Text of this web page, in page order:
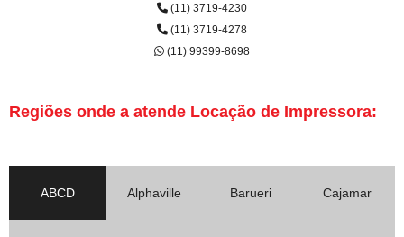
(11) 3719-4230
(11) 3719-4278
(11) 99399-8698
Regiões onde a atende Locação de Impressora:
ABCD Alphaville Barueri Cajamar